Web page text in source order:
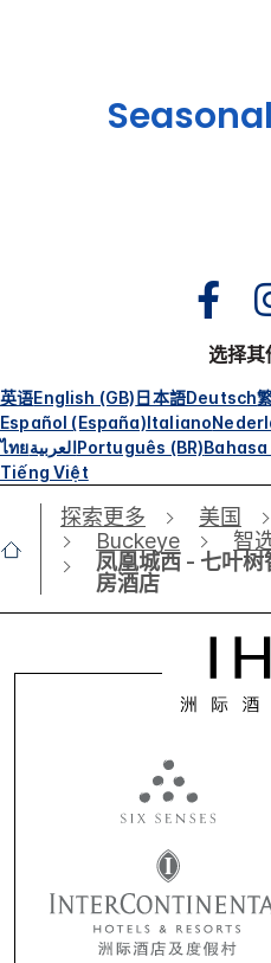
选择其
英语English (GB)日本語Deutsch
Español (España)Italiano
ไทยالعربيةPortuguês (BR)
Tiếng Việt
探索更多 美国
Buckeye
智
凤凰城西 - 七叶树
房酒店